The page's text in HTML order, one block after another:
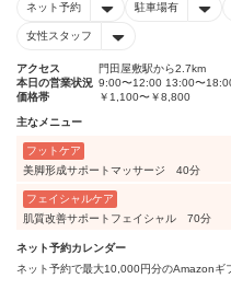
ネット予約 駐車場有
女性スタッフ
アクセス
門田屋敷駅から2.7km
本日の営業状況 9:00〜12:00 13:00〜
価格帯
￥1,100〜￥8,800
主なメニュー
フットケア
美脚形成サポートマッサージ 40分
フェイシャルケア
肌質改善サポートフェイシャル 70分
ネット予約カレンダー
ネット予約で最大10,000円分のAmazonギ